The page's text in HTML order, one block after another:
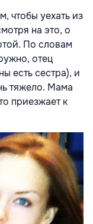
чтобы уехать из
на это, о
По словам
отец
есть сестра), и
тяжело. Мама
приезжает к